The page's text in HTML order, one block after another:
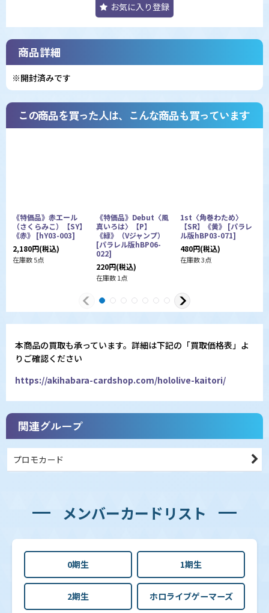
お気に入り登録
商品詳細
※開封済みです
この商品を買った人は、こんな商品も買っています
《特価品》赤エール
（さくらみこ）【SY】
《赤》 [hY03-003]
2,180円(税込)
在庫数 5点
《特価品》Debut〈風
真いろは〉【P】
《緑》（Vジャンプ）
[パラレル版hBP06-
022]
220円(税込)
在庫数 1点
1st〈角巻わため〉
【SR】《黄》 [パラレ
ル版hBP03-071]
480円(税込)
在庫数 3点
本商品の買取も承っています。詳細は下記の「買取価格表」よ
りご確認ください
https://akihabara-cardshop.com/hololive-kaitori/
関連グループ
プロモカード
メンバーカードリスト
0期生 1期生
2期生 ホロライブゲーマーズ